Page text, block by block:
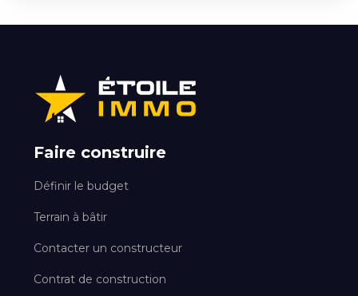
Faire construire
Définir le budget
Terrain à bâtir
Contacter un constructeur
Contrat de construction